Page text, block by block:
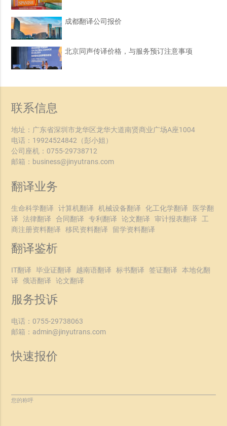
成都翻译公司报价
北京同声传译价格，与服务预订注意事项
联系信息
地址：广东省深圳市龙华区龙华大道南贤商业广场A座1004
电话： 19924524842 （彭小姐）
公司座机： 0755-29738712
邮箱： business@jinyutrans.com
翻译业务
生命科学翻译 计算机翻译 机械设备翻译 化工化学翻译
医学翻
译
法律翻译 合同翻译 专利翻译 论文翻译 审计报表翻译
工
商注册资料翻译
移民资料翻译 留学资料翻译
翻译鉴析
IT翻译 毕业证翻译 越南语翻译 标书翻译 签证翻译
本地化翻
译
俄语翻译 论文翻译
服务投诉
电话： 0755-29738063
邮箱： admin@jinyutrans.com
快速报价
您的称呼